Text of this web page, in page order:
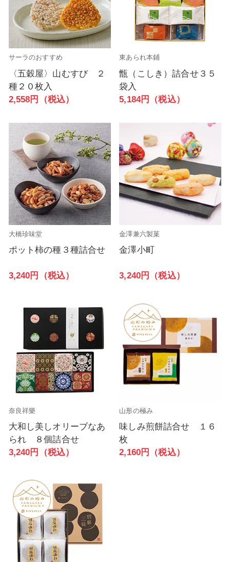
サーラのおすすめ
〈五穀屋〉山むすび ２
種２０枚入
2,558円（税込）
東あられ本鋪
甑（こしき）詰合せ３５
袋入
5,184円（税込）
大橋珍味堂
ポット柿の種３種詰合せ
3,240円（税込）
金澤兼六製菓
金澤小町
3,240円（税込）
奈良祥樂
大和し美しオリーブなあ
られ ８個詰合せ
3,240円（税込）
山形の極み
味しみ煎餅詰合せ １６
枚
2,160円（税込）